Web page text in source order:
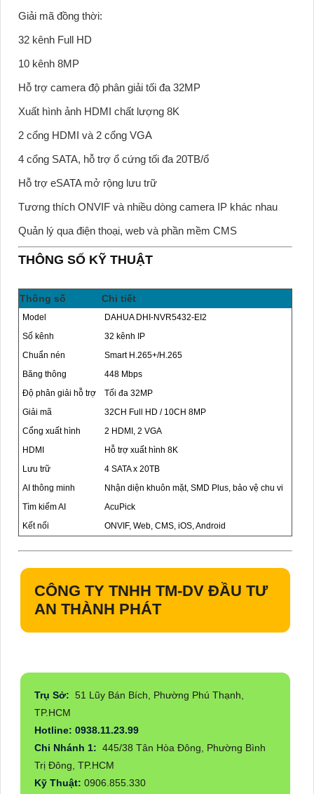
Giải mã đồng thời:
32 kênh Full HD
10 kênh 8MP
Hỗ trợ camera độ phân giải tối đa 32MP
Xuất hình ảnh HDMI chất lượng 8K
2 cổng HDMI và 2 cổng VGA
4 cổng SATA, hỗ trợ ổ cứng tối đa 20TB/ổ
Hỗ trợ eSATA mở rộng lưu trữ
Tương thích ONVIF và nhiều dòng camera IP khác nhau
Quản lý qua điện thoại, web và phần mềm CMS
THÔNG SỐ KỸ THUẬT
Thông số Chi tiết
Model
DAHUA DHI-NVR5432-EI2
Số kênh
32 kênh IP
Chuẩn nén
Smart H.265+/H.265
Băng thông
448 Mbps
Độ phân giải hỗ trợ
Tối đa 32MP
Giải mã
32CH Full HD / 10CH 8MP
Cổng xuất hình
2 HDMI, 2 VGA
HDMI
Hỗ trợ xuất hình 8K
Lưu trữ
4 SATA x 20TB
AI thông minh
Nhận diện khuôn mặt, SMD Plus, bảo vệ chu vi
Tìm kiếm AI
AcuPick
Kết nối
ONVIF, Web, CMS, iOS, Android
CÔNG TY TNHH TM-DV ĐẦU TƯ
AN THÀNH PHÁT
Trụ Sở: 51 Lũy Bán Bích, Phường Phú Thạnh,
TP.HCM
Hotline: 0938.11.23.99
Chi Nhánh 1: 445/38 Tân Hòa Đông, Phường Bình
Trị Đông, TP.HCM
Kỹ Thuật: 0906.855.330